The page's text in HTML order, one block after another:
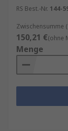
RS Best.-Nr. 144-
Zwischensumme
150,21 €(ohne
Menge